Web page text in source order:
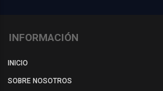
INFORMACIÓN
INICIO
SOBRE NOSOTROS